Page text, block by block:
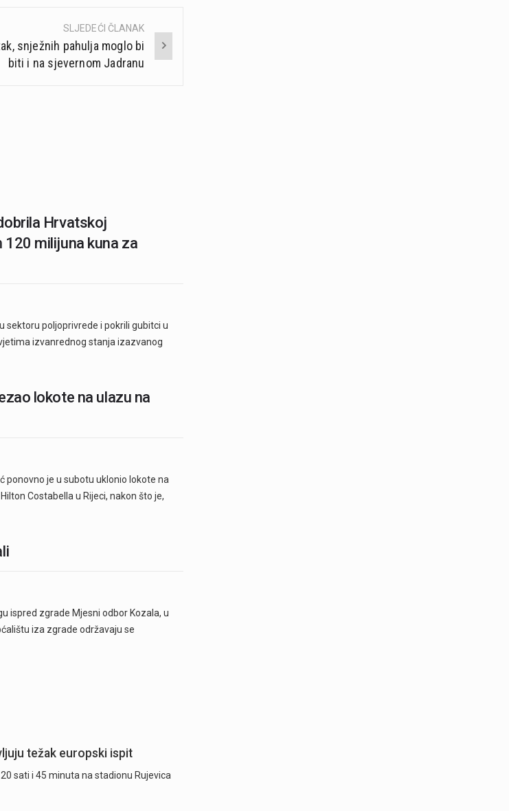
SLJEDEĆI ČLANAK
snježnih pahulja moglo bi
biti i na sjevernom Jadranu
Hrvatskoj
milijuna kuna za
sektoru poljoprivrede i pokrili gubitci u
izvanrednog stanja izazvanog
lokote na ulazu na
ponovno je u subotu uklonio lokote na
Costabella u Rijeci, nakon što je,
ispred zgrade Mjesni odbor Kozala, u
iza zgrade održavaju se
težak europski ispit
sati i 45 minuta na stadionu Rujevica